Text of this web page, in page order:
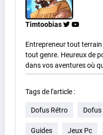
Timtoobias
Entrepreneur tout
tout genre. Heureux de
dans vos aventures où
Tags de l'article :
Dofus Rétro Dofus
Guides Jeux Pc